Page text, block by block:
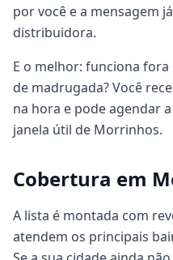
por você e a mensagem
distribuidora.
E o melhor: funciona
de madrugada? Você
na hora e pode agendar
janela útil de Morrinhos.
Cobertura em
A lista é montada com
atendem os principais